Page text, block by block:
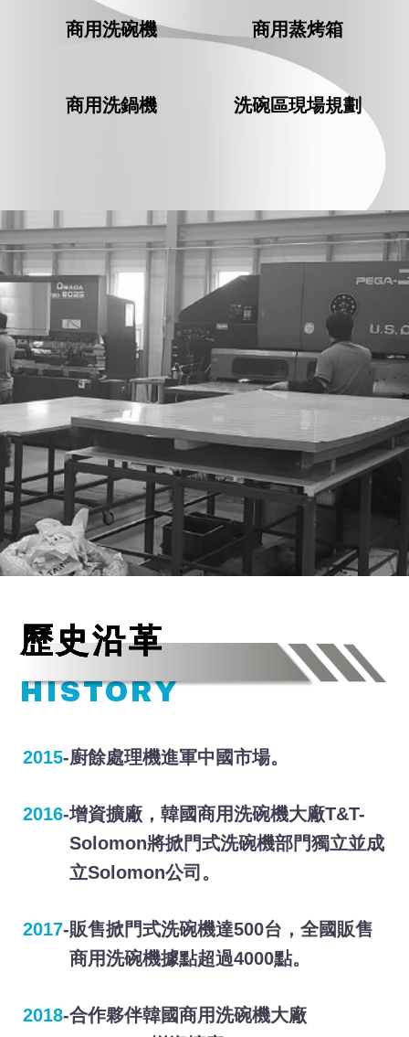
商用洗碗機 商用蒸烤箱
商用洗鍋機 洗碗區現場規劃
歷史沿革
HISTORY
2015-廚餘處理機進軍中國市場。
2016-增資擴廠，韓國商用洗碗機大廠T&T-
Solomon將掀門式洗碗機部門獨立並成
立Solomon公司。
2017-販售掀門式洗碗機達500台，全國販售
商用洗碗機據點超過4000點。
2018-合作夥伴韓國商用洗碗機大廠